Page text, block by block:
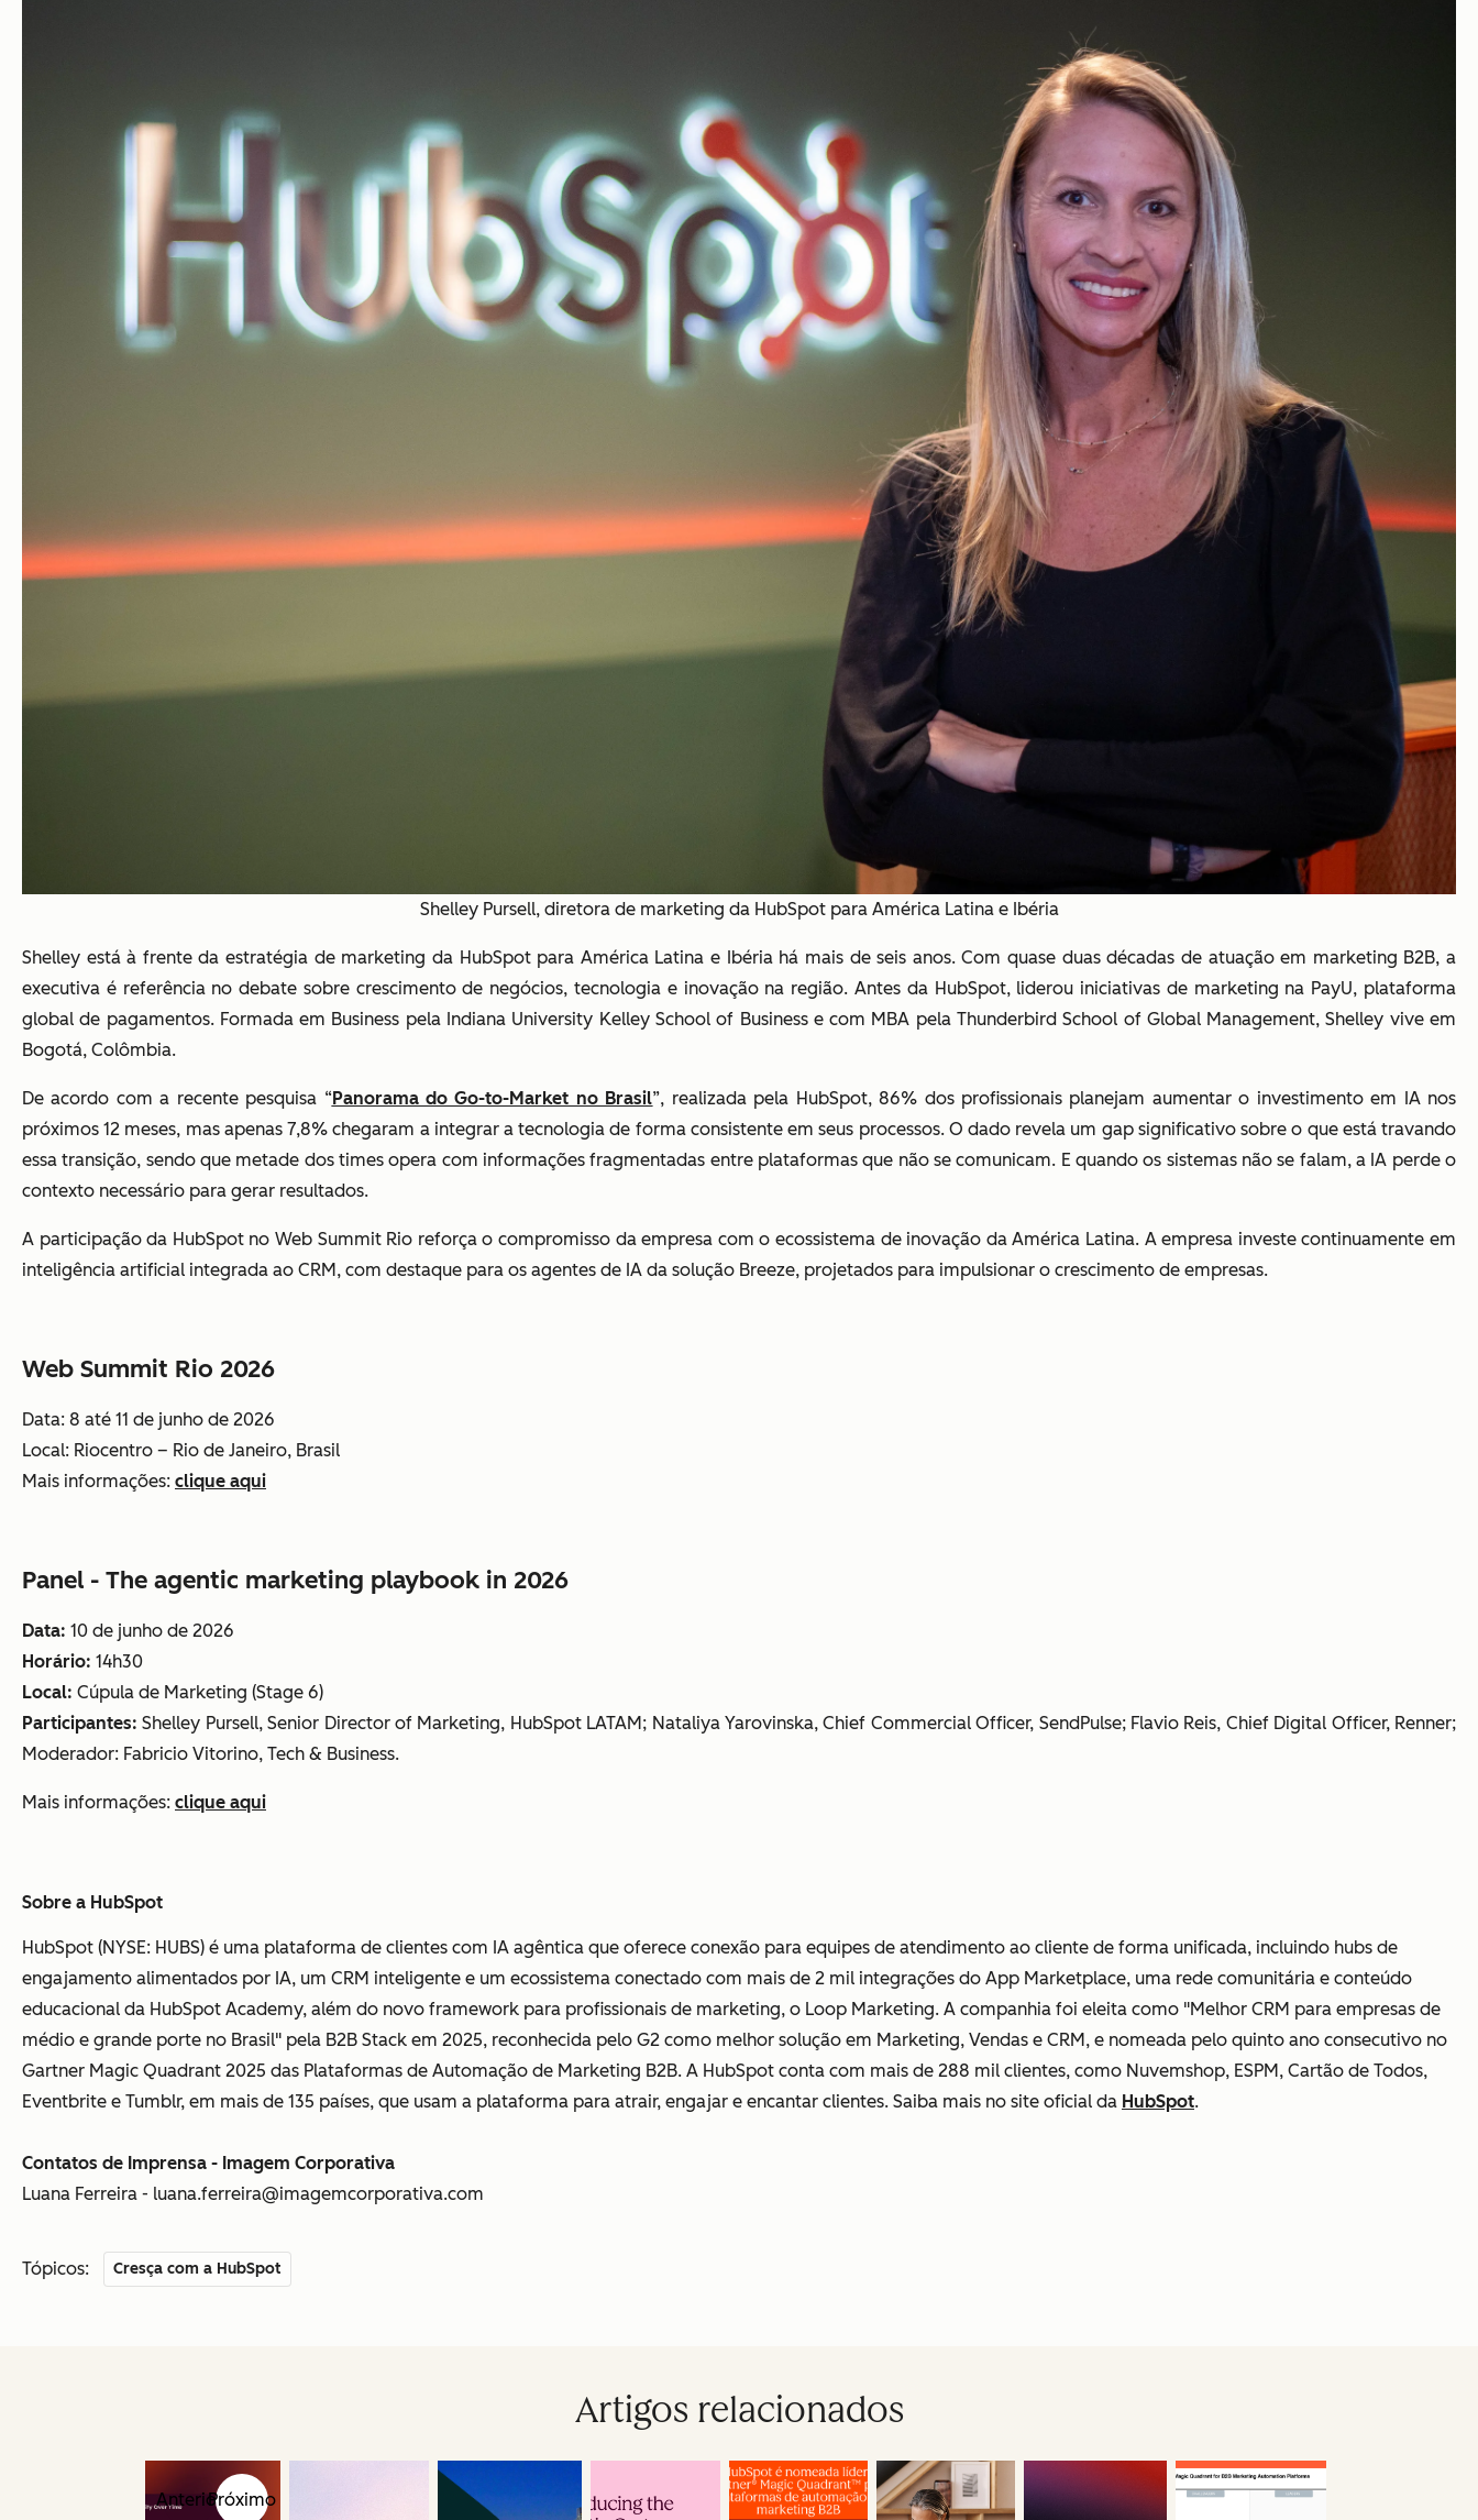
Shelley Pursell, diretora de marketing da HubSpot para América Latina e Ibéria
Shelley está à frente da estratégia de marketing da HubSpot para América Latina e Ibéria há mais de seis anos. Com quase duas décadas de atuação em marketing B2B, a
executiva é referência no debate sobre crescimento de negócios, tecnologia e inovação na região. Antes da HubSpot, liderou iniciativas de marketing na PayU, plataforma
global de pagamentos. Formada em Business pela Indiana University Kelley School of Business e com MBA pela Thunderbird School of Global Management, Shelley vive em
Bogotá, Colômbia.
De acordo com a recente pesquisa “Panorama do Go-to-Market no Brasil”, realizada pela HubSpot, 86% dos profissionais planejam aumentar o investimento em IA nos
próximos 12 meses, mas apenas 7,8% chegaram a integrar a tecnologia de forma consistente em seus processos. O dado revela um gap significativo sobre o que está travando
essa transição, sendo que metade dos times opera com informações fragmentadas entre plataformas que não se comunicam. E quando os sistemas não se falam, a IA perde o
contexto necessário para gerar resultados.
A participação da HubSpot no Web Summit Rio reforça o compromisso da empresa com o ecossistema de inovação da América Latina. A empresa investe continuamente em
inteligência artificial integrada ao CRM, com destaque para os agentes de IA da solução Breeze, projetados para impulsionar o crescimento de empresas.
Web Summit Rio 2026
Data: 8 até 11 de junho de 2026
Local: Riocentro – Rio de Janeiro, Brasil
Mais informações: clique aqui
Panel - The agentic marketing playbook in 2026
Data: 10 de junho de 2026
Horário: 14h30
Local: Cúpula de Marketing (Stage 6)
Participantes:Shelley Pursell, Senior Director of Marketing, HubSpot LATAM; Nataliya Yarovinska, Chief Commercial Officer, SendPulse; Flavio Reis, Chief Digital Officer, Renner;
Moderador: Fabricio Vitorino, Tech & Business.
Mais informações: clique aqui
Sobre a HubSpot
HubSpot (NYSE: HUBS) é uma plataforma de clientes com IA agêntica que oferece conexão para equipes de atendimento ao cliente de forma unificada, incluindo hubs de
engajamento alimentados por IA, um CRM inteligente e um ecossistema conectado com mais de 2 mil integrações do App Marketplace, uma rede comunitária e conteúdo
educacional da HubSpot Academy, além do novo framework para profissionais de marketing, o Loop Marketing. A companhia foi eleita como "Melhor CRM para empresas de
médio e grande porte no Brasil" pela B2B Stack em 2025, reconhecida pelo G2 como melhor solução em Marketing, Vendas e CRM, e nomeada pelo quinto ano consecutivo no
Gartner Magic Quadrant 2025 das Plataformas de Automação de Marketing B2B. A HubSpot conta com mais de 288 mil clientes, como Nuvemshop, ESPM, Cartão de Todos,
Eventbrite e Tumblr, em mais de 135 países, que usam a plataforma para atrair, engajar e encantar clientes. Saiba mais no site oficial da HubSpot.
Contatos de Imprensa - Imagem Corporativa
Luana Ferreira - luana.ferreira@imagemcorporativa.com
Tópicos: Cresça com a HubSpot
Artigos relacionados
AnteriorPróximo